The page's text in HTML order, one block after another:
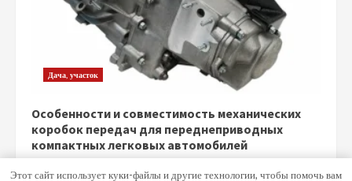
Дача, участок
Особенности и совместимость механических
коробок передач для переднеприводных
компактных легковых автомобилей
Этот сайт использует куки-файлы и другие технологии, чтобы помочь вам